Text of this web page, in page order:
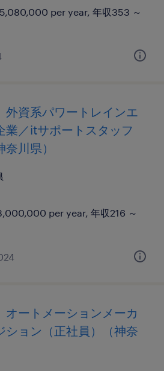
per year, 年収353 ～
外資系パワートレインエ
業／itサポートスタッフ
奈川県）
per year, 年収216 ～
オートメーションメーカ
ション（正社員）（神奈